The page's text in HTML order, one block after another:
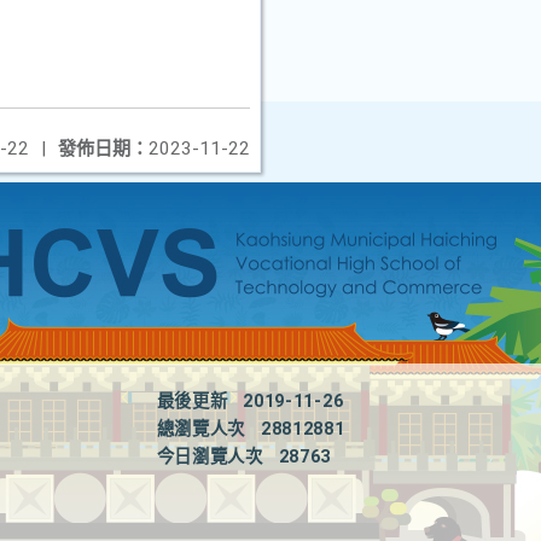
發佈日期： 2023-11-22
22 |
最後更新
2019-11-26
總瀏覽人次
28812881
今日瀏覽人次
28763